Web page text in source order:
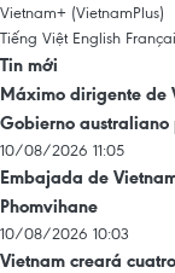
Vietnam+ (VietnamPlus)
Tiếng Việt English
Tin mới
Máximo dirigente de
Gobierno australiano
10/08/2026 11:05
Embajada de
Phomvihane
10/08/2026 10:03
Vietnam creará